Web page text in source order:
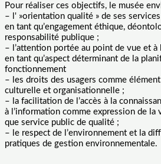
Pour réaliser ces objectifs, le musée
– l' »orientation qualité » de ses
en tant qu’engagement éthique,
responsabilité publique ;
– l’attention portée au point de vue et
en tant qu’aspect déterminant de la
fonctionnement
– les droits des usagers comme
culturelle et organisationnelle ;
– la facilitation de l’accès à la
à l’information comme expression de la
que service public de qualité ;
– le respect de l’environnement et la
pratiques de gestion environnementale.